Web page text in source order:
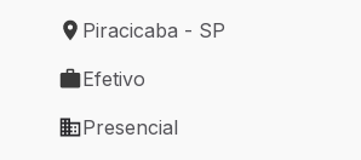
Local de trabalho: Piracicaba - SP
Piracicaba - SP
Tipo de vaga: Efetivo
Efetivo
Modelo de trabalho: Presencial
Presencial